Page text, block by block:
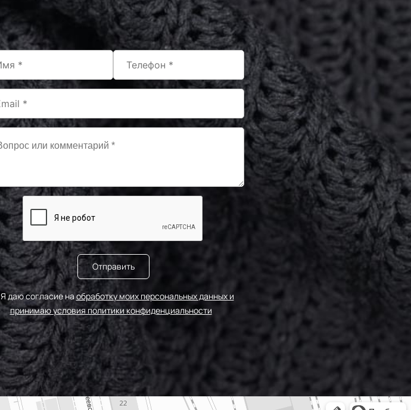
Отправить
Я даю согласие наобработку моих персональных данных и
принимаю условия политики конфиденциальности